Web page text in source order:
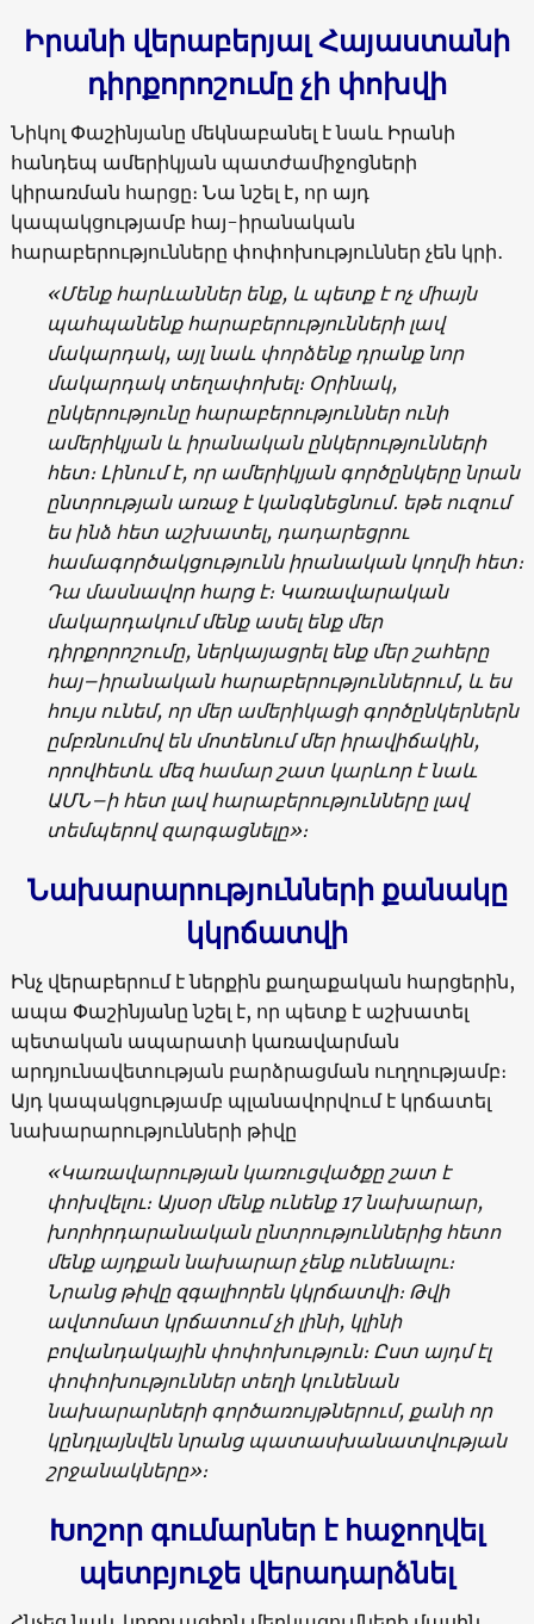
Իրանի վերաբերյալ Հայաստանի
դիրքորոշումը չի փոխվի
Նիկոլ Փաշինյանը մեկնաբանել է նաև Իրանի
հանդեպ ամերիկյան պատժամիջոցների
կիրառման հարցը։ Նա նշել է, որ այդ
կապակցությամբ հայ-իրանական
հարաբերությունները փոփոխություններ չեն կրի․
«Մենք հարևաններ ենք, և պետք է ոչ միայն
պահպանենք հարաբերությունների լավ
մակարդակ, այլ նաև փորձենք դրանք նոր
մակարդակ տեղափոխել։ Օրինակ,
ընկերությունը հարաբերություններ ունի
ամերիկյան և իրանական ընկերությունների
հետ։ Լինում է, որ ամերիկյան գործընկերը նրան
ընտրության առաջ է կանգնեցնում․ եթե ուզում
ես ինձ հետ աշխատել, դադարեցրու
համագործակցությունն իրանական կողմի հետ։
Դա մասնավոր հարց է։ Կառավարական
մակարդակում մենք ասել ենք մեր
դիրքորոշումը, ներկայացրել ենք մեր շահերը
հայ–իրանական հարաբերություններում, և ես
հույս ունեմ, որ մեր ամերիկացի գործընկերներն
ըմբռնումով են մոտենում մեր իրավիճակին,
որովհետև մեզ համար շատ կարևոր է նաև
ԱՄՆ–ի հետ լավ հարաբերությունները լավ
տեմպերով զարգացնելը»։
Նախարարությունների քանակը
կկրճատվի
Ինչ վերաբերում է ներքին քաղաքական հարցերին,
ապա Փաշինյանը նշել է, որ պետք է աշխատել
պետական ապարատի կառավարման
արդյունավետության բարձրացման ուղղությամբ։
Այդ կապակցությամբ պլանավորվում է կրճատել
նախարարությունների թիվը
«Կառավարության կառուցվածքը շատ է
փոխվելու։ Այսօր մենք ունենք 17 նախարար,
խորհրդարանական ընտրություններից հետո
մենք այդքան նախարար չենք ունենալու։
Նրանց թիվը զգալիորեն կկրճատվի։ Թվի
ավտոմատ կրճատում չի լինի, կլինի
բովանդակային փոփոխություն։ Ըստ այդմ էլ
փոփոխություններ տեղի կունենան
նախարարների գործառույթներում, քանի որ
կընդլայնվեն նրանց պատասխանատվության
շրջանակները»։
Խոշոր գումարներ է հաջողվել
պետբյուջե վերադարձնել